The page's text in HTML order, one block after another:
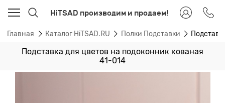
HiTSAD производим и продаем!
Главная Каталог HiTSAD.RU Полки Подставки
Подставка для цветов на подоконник кованая
41-014